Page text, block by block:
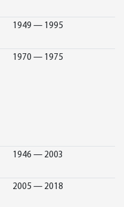
1949 — 1995
1970 — 1975
1946 — 2003
2005 — 2018